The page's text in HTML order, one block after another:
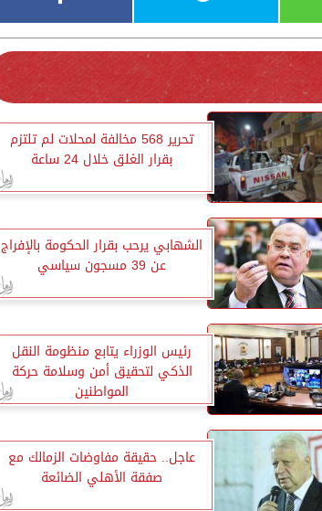
تحرير 568 مخالفة لمحلات لم تلتزم
بقرار الغلق خلال 24 ساعة
الشهابي يرحب بقرار الحكومة بالإفراج
عن 39 مسجون سياسي
رئيس الوزراء يتابع منظومة النقل
الذكي لتحقيق أمن وسلامة حركة
المواطنين
عاجل.. حقيقة مفاوضات الزمالك مع
صفقة الأهلي الضائعة